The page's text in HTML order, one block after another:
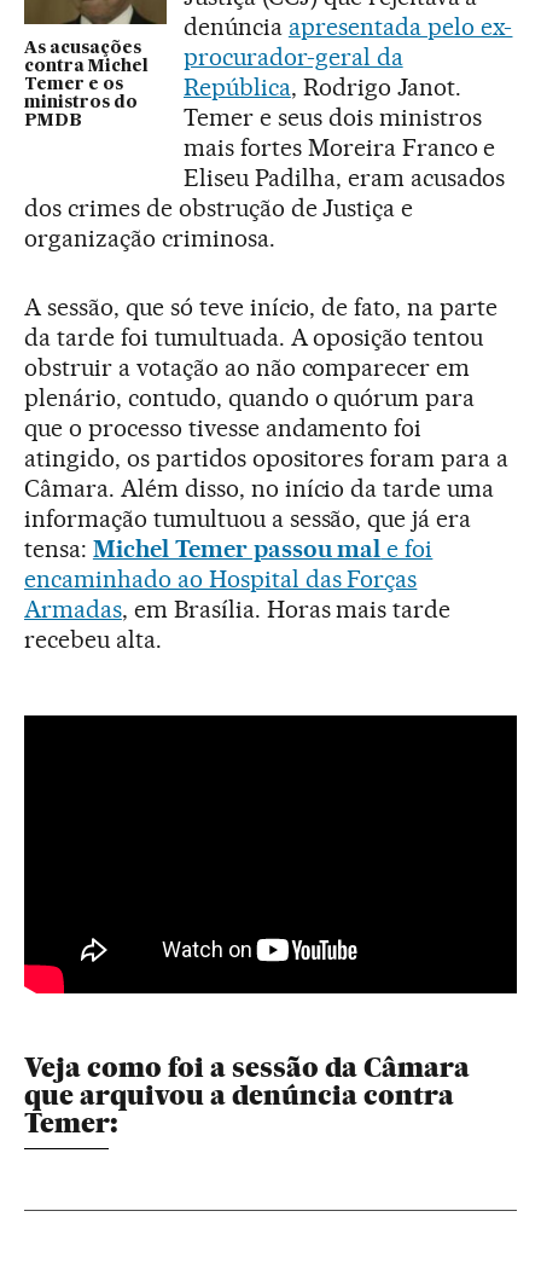
As acusações
contra Michel
Temer e os
ministros do
PMDB
denúncia apresentada pelo ex-
procurador-geral da
República, Rodrigo Janot.
Temer e seus dois ministros
mais fortes Moreira Franco e
Eliseu Padilha, eram acusados
dos crimes de obstrução de Justiça e
organização criminosa.
A sessão, que só teve início, de fato, na parte
da tarde foi tumultuada. A oposição tentou
obstruir a votação ao não comparecer em
plenário, contudo, quando o quórum para
que o processo tivesse andamento foi
atingido, os partidos opositores foram para a
Câmara. Além disso, no início da tarde uma
informação tumultuou a sessão, que já era
tensa: Michel Temer passou mal e foi
encaminhado ao Hospital das Forças
Armadas, em Brasília. Horas mais tarde
recebeu alta.
Veja como foi a sessão da Câmara
que arquivou a denúncia contra
Temer: